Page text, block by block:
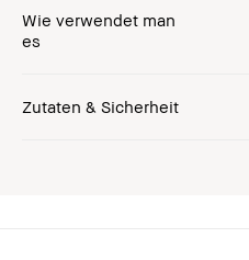
Wie verwendet man
es
Zutaten & Sicherheit